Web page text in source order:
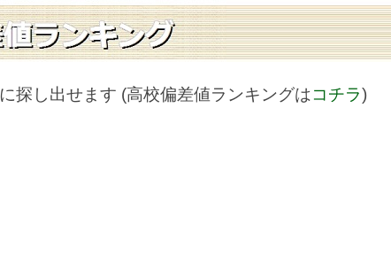
探し出せます (高校偏差値ランキングはコチラ)